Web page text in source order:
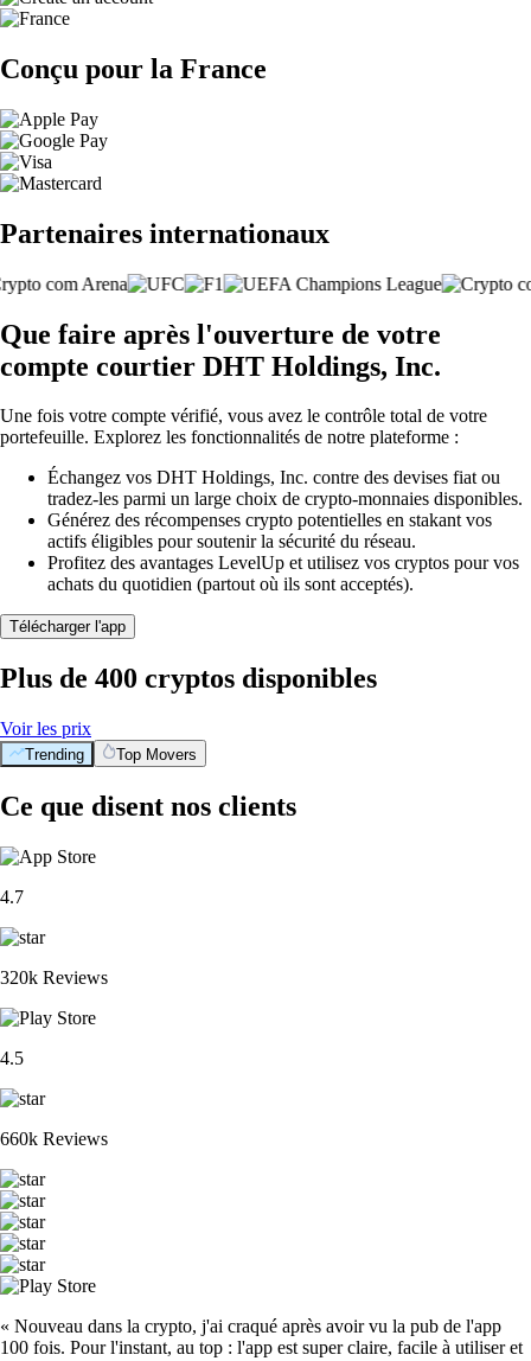
Conçu pour la France
Partenaires internationaux
Que faire après l'ouverture de votre
compte courtier DHT Holdings, Inc.
Une fois votre compte vérifié, vous avez le contrôle total de votre
portefeuille. Explorez les fonctionnalités de notre plateforme :
Échangez vos DHT Holdings, Inc. contre des devises fiat ou
tradez-les parmi un large choix de crypto-monnaies disponibles.
Générez des récompenses crypto potentielles en stakant vos
actifs éligibles pour soutenir la sécurité du réseau.
Profitez des avantages LevelUp et utilisez vos cryptos pour vos
achats du quotidien (partout où ils sont acceptés).
Télécharger l'app
Plus de 400 cryptos disponibles
Voir les prix
Trending Top Movers
Ce que disent nos clients
4.7
320k Reviews
4.5
660k Reviews
« Nouveau dans la crypto, j'ai craqué après avoir vu la pub de l'app
100 fois. Pour l'instant, au top : l'app est super claire, facile à utiliser et